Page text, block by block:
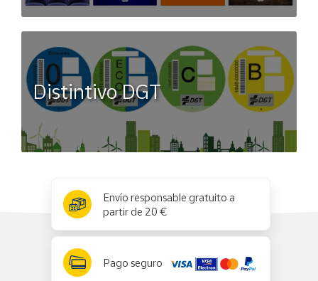
Distintivo DGT
Envío responsable gratuito a
partir de 20 €
Pago seguro